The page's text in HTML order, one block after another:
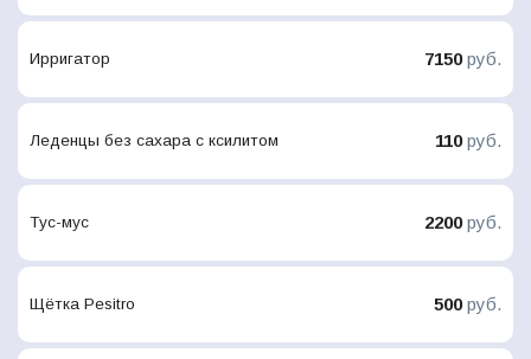
Ирригатор 7150руб.
Леденцы без сахара с ксилитом 110руб.
Тус-мус 2200руб.
Щётка Pesitro 500руб.